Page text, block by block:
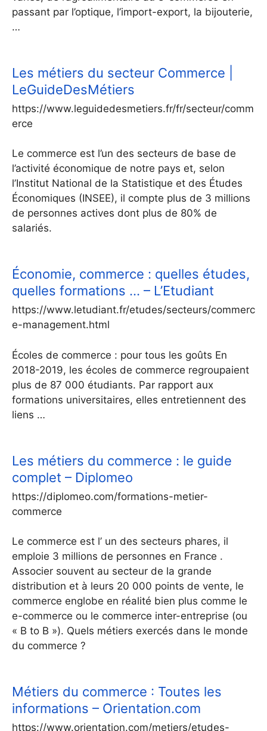
passant par l’optique, l’import-export, la bijouterie,
…
Les métiers du secteur Commerce |
LeGuideDesMétiers
https://www.leguidedesmetiers.fr/fr/secteur/comm
erce
Le commerce est l’un des secteurs de base de
l’activité économique de notre pays et, selon
l’Institut National de la Statistique et des Études
Économiques (INSEE), il compte plus de 3 millions
de personnes actives dont plus de 80% de
salariés.
Économie, commerce : quelles études,
quelles formations … – L’Etudiant
https://www.letudiant.fr/etudes/secteurs/commerc
e-management.html
Écoles de commerce : pour tous les goûts En
2018-2019, les écoles de commerce regroupaient
plus de 87 000 étudiants. Par rapport aux
formations universitaires, elles entretiennent des
liens …
Les métiers du commerce : le guide
complet – Diplomeo
https://diplomeo.com/formations-metier-
commerce
Le commerce est l’ un des secteurs phares, il
emploie 3 millions de personnes en France .
Associer souvent au secteur de la grande
distribution et à leurs 20 000 points de vente, le
commerce englobe en réalité bien plus comme le
e-commerce ou le commerce inter-entreprise (ou
« B to B »). Quels métiers exercés dans le monde
du commerce ?
Métiers du commerce : Toutes les
informations – Orientation.com
https://www.orientation.com/metiers/etudes-